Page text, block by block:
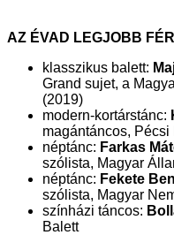
AZ ÉVAD LEGJOBB
klasszikus balett:
Grand sujet, a
(2019)
modern-kortárstánc:
magántáncos, Pécsi
néptánc: Farkas
szólista, Magyar
néptánc: Fekete
szólista, Magyar
színházi táncos:
Balett